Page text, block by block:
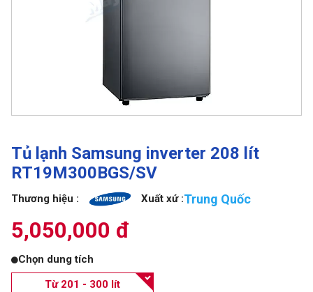
Tủ lạnh Samsung inverter 208 lít
RT19M300BGS/SV
Thương hiệu : Xuất xứ :Trung Quốc
5,050,000 đ
Chọn dung tích
Từ 201 - 300 lít